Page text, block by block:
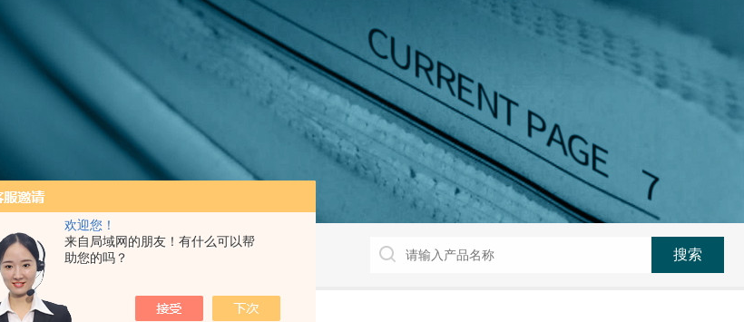
欢迎您！
来自局域网的朋友！有什么可以帮
助您的吗？